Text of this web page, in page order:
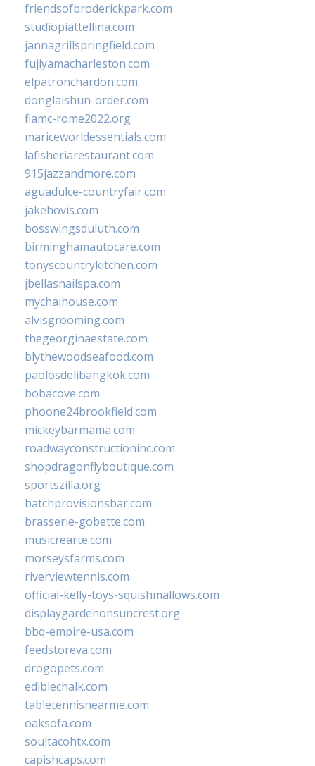
friendsofbroderickpark.com
studiopiattellina.com
jannagrillspringfield.com
fujiyamacharleston.com
elpatronchardon.com
donglaishun-order.com
fiamc-rome2022.org
mariceworldessentials.com
lafisheriarestaurant.com
915jazzandmore.com
aguadulce-countryfair.com
jakehovis.com
bosswingsduluth.com
birminghamautocare.com
tonyscountrykitchen.com
jbellasnailspa.com
mychaihouse.com
alvisgrooming.com
thegeorginaestate.com
blythewoodseafood.com
paolosdelibangkok.com
bobacove.com
phoone24brookfield.com
mickeybarmama.com
roadwayconstructioninc.com
shopdragonflyboutique.com
sportszilla.org
batchprovisionsbar.com
brasserie-gobette.com
musicrearte.com
morseysfarms.com
riverviewtennis.com
official-kelly-toys-squishmallows.com
displaygardenonsuncrest.org
bbq-empire-usa.com
feedstoreva.com
drogopets.com
ediblechalk.com
tabletennisnearme.com
oaksofa.com
soultacohtx.com
capishcaps.com